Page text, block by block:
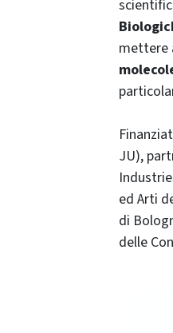
mettere
JU),
ed Arti
di
delle